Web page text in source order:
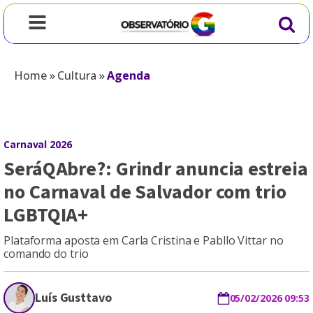
Home»Cultura »Agenda
Carnaval 2026
SeráQAbre?: Grindr anuncia estreia
no Carnaval de Salvador com trio
LGBTQIA+
Plataforma aposta em Carla Cristina e Pabllo Vittar no
comando do trio
Luís Gusttavo 05/02/2026 09:53